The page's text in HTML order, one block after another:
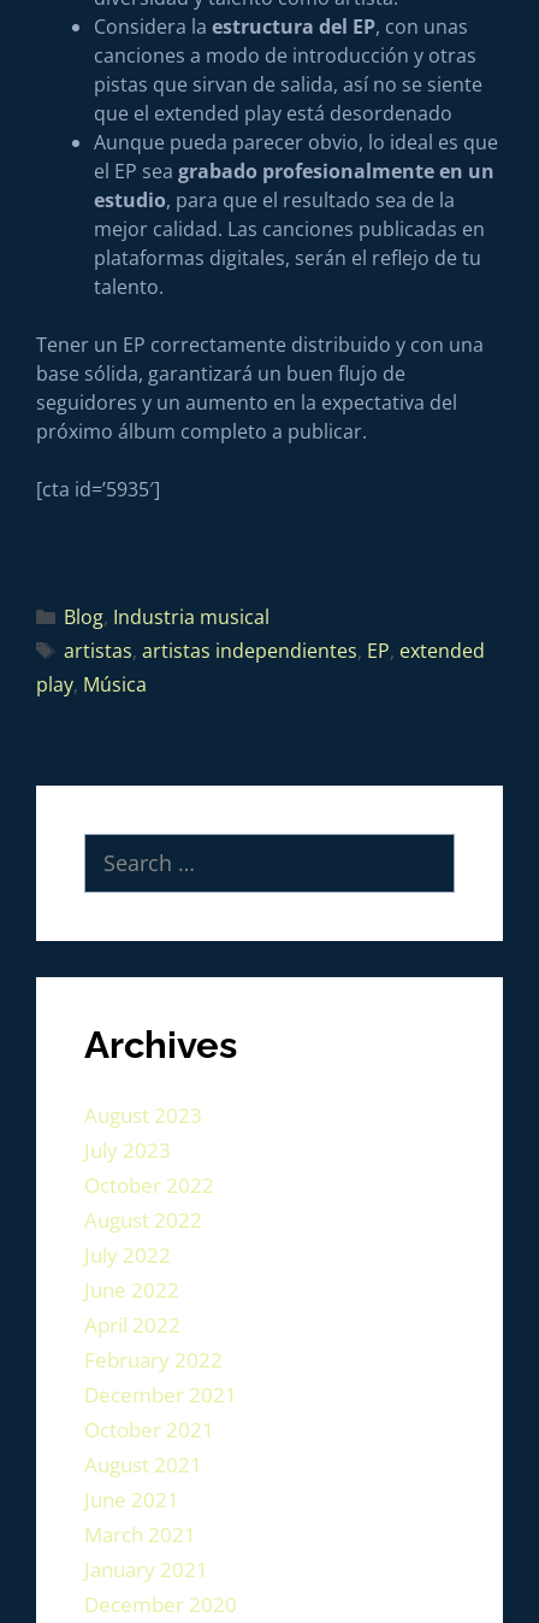
Considera la estructura del EP, con unas
canciones a modo de introducción y otras
pistas que sirvan de salida, así no se siente
que el extended play está desordenado
Aunque pueda parecer obvio, lo ideal es que
el EP sea grabado profesionalmente en un
estudio, para que el resultado sea de la
mejor calidad. Las canciones publicadas en
plataformas digitales, serán el reflejo de tu
talento.
Tener un EP correctamente distribuido y con una
base sólida, garantizará un buen flujo de
seguidores y un aumento en la expectativa del
próximo álbum completo a publicar.
[cta id=’5935′]
Blog, Industria musical
artistas, artistas independientes, EP, extended
play, Música
Archives
August 2023
July 2023
October 2022
August 2022
July 2022
June 2022
April 2022
February 2022
December 2021
October 2021
August 2021
June 2021
March 2021
January 2021
December 2020